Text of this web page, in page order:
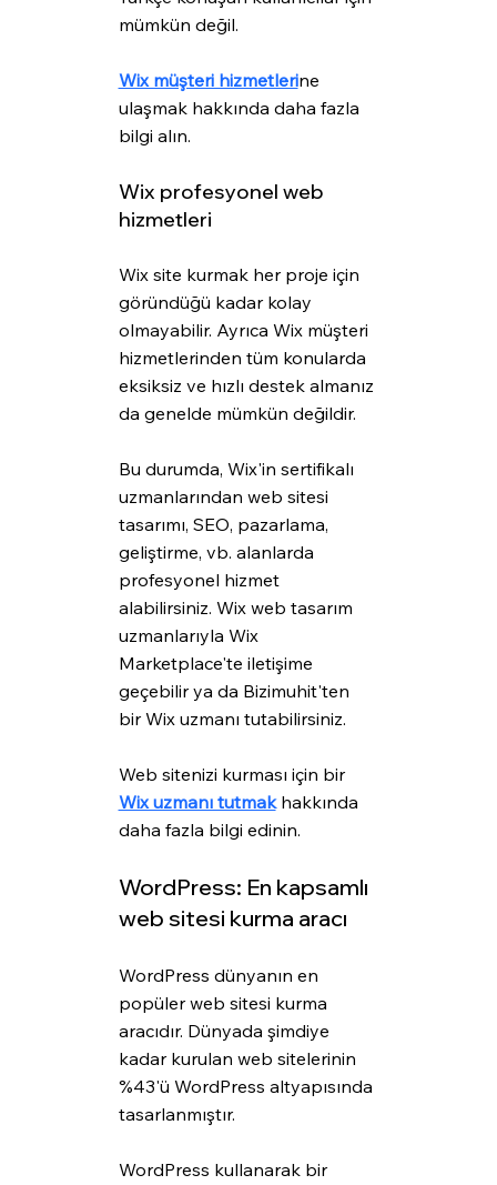
mümkün değil.
Wix müşteri hizmetlerine
ulaşmak hakkında daha fazla
bilgi alın.
Wix profesyonel web
hizmetleri
Wix site kurmak her proje için
göründüğü kadar kolay
olmayabilir. Ayrıca Wix müşteri
hizmetlerinden tüm konularda
eksiksiz ve hızlı destek almanız
da genelde mümkün değildir.
Bu durumda, Wix'in sertifikalı
uzmanlarından web sitesi
tasarımı, SEO, pazarlama,
geliştirme, vb. alanlarda
profesyonel hizmet
alabilirsiniz. Wix web tasarım
uzmanlarıyla Wix
Marketplace'te iletişime
geçebilir ya da Bizimuhit'ten
bir Wix uzmanı tutabilirsiniz.
Web sitenizi kurması için bir
Wix uzmanı tutmak hakkında
daha fazla bilgi edinin.
WordPress: En kapsamlı
web sitesi kurma aracı
WordPress dünyanın en
popüler web sitesi kurma
aracıdır. Dünyada şimdiye
kadar kurulan web sitelerinin
%43'ü WordPress altyapısında
tasarlanmıştır.
WordPress kullanarak bir